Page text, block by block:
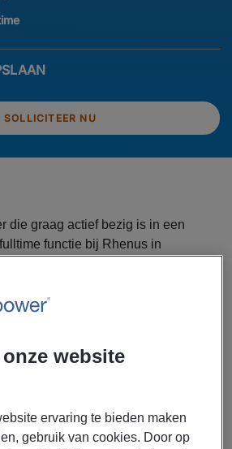
SOLLICITEER NU
die graag actief bezig is in een
functie bij Rhenus in
en duurzame werkomgeving
Lees dan snel verder en
is op zoek naar een allround
voor Rhenus in Soesterberg.
website
ervaring te bieden maken
gebruik van cookies. Door op